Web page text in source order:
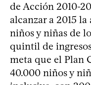
de Acción 2010-
alcanzar a 2015
niños y niñas de
quintil de
meta que el Plan
40.000 niños y